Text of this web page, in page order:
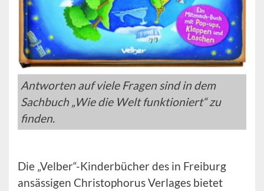
Antworten auf viele Fragen sind in dem
Sachbuch „Wie die Welt funktioniert“ zu
finden.
Die „Velber“-Kinderbücher des in Freiburg
ansässigen Christophorus Verlages bietet